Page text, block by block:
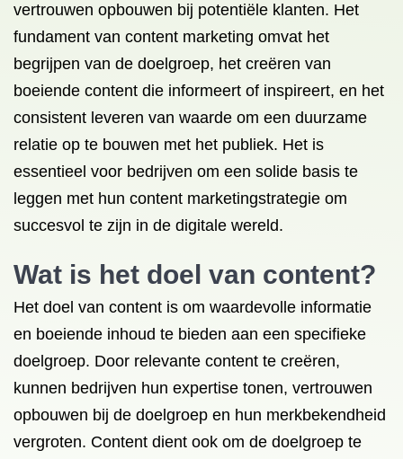
vertrouwen opbouwen bij potentiële klanten. Het
fundament van content marketing omvat het
begrijpen van de doelgroep, het creëren van
boeiende content die informeert of inspireert, en het
consistent leveren van waarde om een duurzame
relatie op te bouwen met het publiek. Het is
essentieel voor bedrijven om een solide basis te
leggen met hun content marketingstrategie om
succesvol te zijn in de digitale wereld.
Wat is het doel van content?
Het doel van content is om waardevolle informatie
en boeiende inhoud te bieden aan een specifieke
doelgroep. Door relevante content te creëren,
kunnen bedrijven hun expertise tonen, vertrouwen
opbouwen bij de doelgroep en hun merkbekendheid
vergroten. Content dient ook om de doelgroep te